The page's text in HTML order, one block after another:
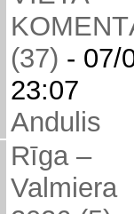
(37) - 07/
23:07
Andulis
Rīga –
Valmiera